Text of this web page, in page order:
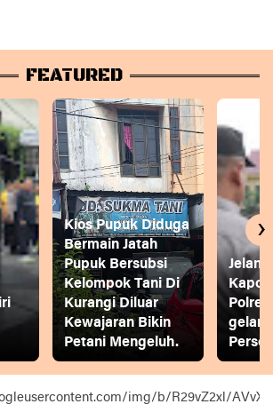
FEATURED
Kios Pupuk Diduga
Bermain Jatah
Pupuk Bersubsi
Kelompok Tani Di
Kurangi Diluar
Kewajaran Bikin
Petani Mengeluh.
gelar
›
img/b/R29vZ2xl/